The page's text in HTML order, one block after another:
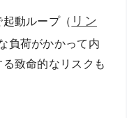
動ループ（ リン
負荷がかかって内
致命的なリスクも